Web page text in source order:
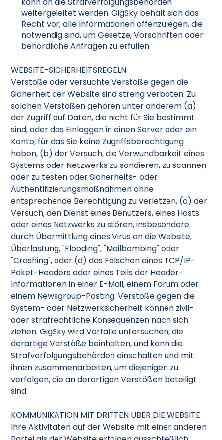
kann an die Strafverfolgungsbehörden
weitergeleitet werden. GigSky behält sich das
Recht vor, alle Informationen offenzulegen, die
notwendig sind, um Gesetze, Vorschriften oder
behördliche Anfragen zu erfüllen.
WEBSITE-SICHERHEITSREGELN
Verstöße oder versuchte Verstöße gegen die
Sicherheit der Website sind streng verboten. Zu
solchen Verstößen gehören unter anderem (a)
der Zugriff auf Daten, die nicht für Sie bestimmt
sind, oder das Einloggen in einen Server oder ein
Konto, für das Sie keine Zugriffsberechtigung
haben, (b) der Versuch, die Verwundbarkeit eines
Systems oder Netzwerks zu sondieren, zu scannen
oder zu testen oder Sicherheits- oder
Authentifizierungsmaßnahmen ohne
entsprechende Berechtigung zu verletzen, (c) der
Versuch, den Dienst eines Benutzers, eines Hosts
oder eines Netzwerks zu stören, insbesondere
durch Übermittlung eines Virus an die Website,
Überlastung, "Flooding", "Mailbombing" oder
"Crashing", oder (d) das Fälschen eines TCP/IP-
Paket-Headers oder eines Teils der Header-
Informationen in einer E-Mail, einem Forum oder
einem Newsgroup-Posting. Verstöße gegen die
System- oder Netzwerksicherheit können zivil-
oder strafrechtliche Konsequenzen nach sich
ziehen. GigSky wird Vorfälle untersuchen, die
derartige Verstöße beinhalten, und kann die
Strafverfolgungsbehörden einschalten und mit
ihnen zusammenarbeiten, um diejenigen zu
verfolgen, die an derartigen Verstößen beteiligt
sind.
KOMMUNIKATION MIT DRITTEN ÜBER DIE WEBSITE
Ihre Aktivitäten auf der Website mit einer anderen